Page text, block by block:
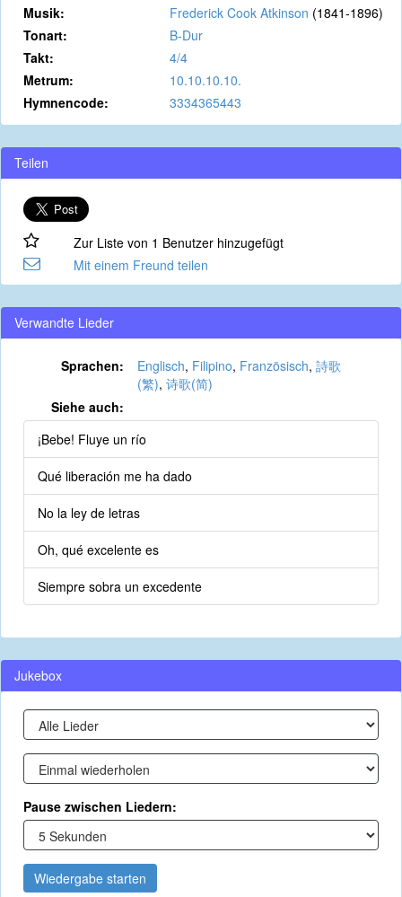
Musik:
Frederick Cook Atkinson (1841-1896)
Tonart:
B-Dur
Takt:
4/4
Metrum:
10.10.10.10.
Hymnencode:
3334365443
Teilen
Zur Liste von 1 Benutzer hinzugefügt
Mit einem Freund teilen
Verwandte Lieder
Sprachen: Englisch, Filipino, Französisch, 詩歌
(繁), 诗歌(简)
Siehe auch:
¡Bebe! Fluye un río
Qué liberación me ha dado
No la ley de letras
Oh, qué excelente es
Siempre sobra un excedente
Jukebox
Pause zwischen Liedern:
Wiedergabe starten